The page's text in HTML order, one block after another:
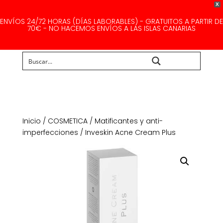
X
ENVÍOS 24/72 HORAS (DÍAS LABORABLES) - GRATUITOS A PARTIR DE
70€ - NO HACEMOS ENVÍOS A LAS ISLAS CANARIAS
Inicio / COSMETICA/ Matificantes y anti-
imperfecciones / Inveskin Acne Cream Plus